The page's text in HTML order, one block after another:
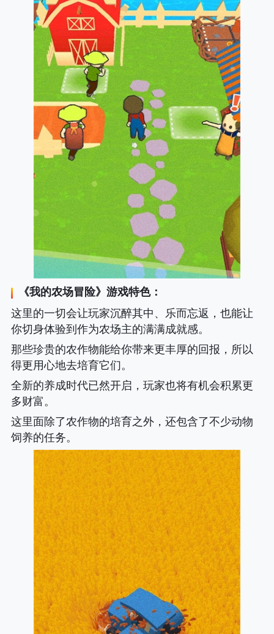
《我的农场冒险》游戏特色：
这里的一切会让玩家沉醉其中、乐而忘返，也能让
你切身体验到作为农场主的满满成就感。
那些珍贵的农作物能给你带来更丰厚的回报，所以
得更用心地去培育它们。
全新的养成时代已然开启，玩家也将有机会积累更
多财富。
这里面除了农作物的培育之外，还包含了不少动物
饲养的任务。